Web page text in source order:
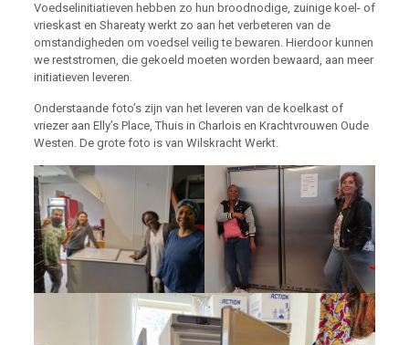
Voedselinitiatieven hebben zo hun broodnodige, zuinige koel- of
vrieskast en Shareaty werkt zo aan het verbeteren van de
omstandigheden om voedsel veilig te bewaren. Hierdoor kunnen
we reststromen, die gekoeld moeten worden bewaard, aan meer
initiatieven leveren.
Onderstaande foto’s zijn van het leveren van de koelkast of
vriezer aan Elly’s Place, Thuis in Charlois en Krachtvrouwen Oude
Westen. De grote foto is van Wilskracht Werkt.